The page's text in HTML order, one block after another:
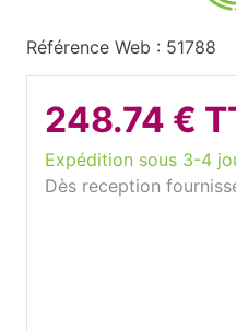
Référence Web : 51788
248.74 €
Expédition sous 3-4
Dès reception